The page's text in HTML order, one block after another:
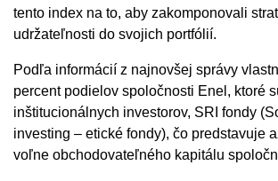
tento index na to, aby zakomponovali
udržateľnosti do svojich portfólií.
Podľa informácií z najnovšej správy
percent podielov spoločnosti Enel, ktoré
inštitucionálnych investorov, SRI fondy
investing – etické fondy), čo predstavuje
voľne obchodovateľného kapitálu